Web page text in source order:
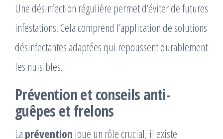
Une désinfection régulière permet d’éviter de futures
infestations. Cela comprend l’application de solutions
désinfectantes adaptées qui repoussent durablement
les nuisibles.
Prévention et conseils anti-
guêpes et frelons
La prévention joue un rôle crucial, il existe